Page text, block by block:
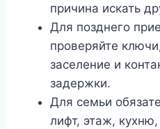
причина искать
Для позднего
проверяйте
заселение и
задержки.
Для семьи
лифт, этаж,